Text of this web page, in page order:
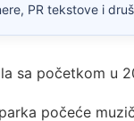
PR tekstove i
sa početkom u
počeće